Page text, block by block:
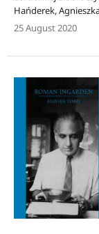
Hańderek,
25 August 2020